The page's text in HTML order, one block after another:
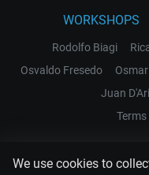
We use cookies to
WORKSHOPS
Rodolfo Biagi
Osvaldo Fresedo
Juan
EL